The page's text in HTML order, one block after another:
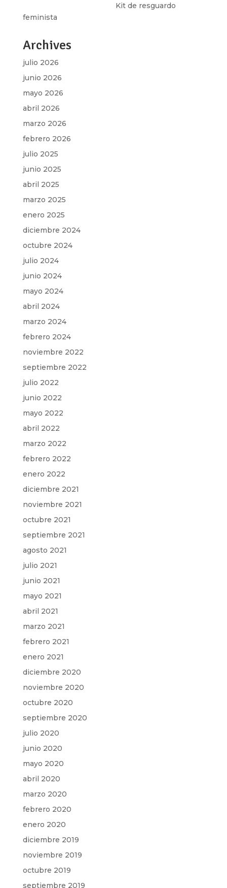
Kit de resguardo
feminista
Archives
julio 2026
junio 2026
mayo 2026
abril 2026
marzo 2026
febrero 2026
julio 2025
junio 2025
abril 2025
marzo 2025
enero 2025
diciembre 2024
octubre 2024
julio 2024
junio 2024
mayo 2024
abril 2024
marzo 2024
febrero 2024
noviembre 2022
septiembre 2022
julio 2022
junio 2022
mayo 2022
abril 2022
marzo 2022
febrero 2022
enero 2022
diciembre 2021
noviembre 2021
octubre 2021
septiembre 2021
agosto 2021
julio 2021
junio 2021
mayo 2021
abril 2021
marzo 2021
febrero 2021
enero 2021
diciembre 2020
noviembre 2020
octubre 2020
septiembre 2020
julio 2020
junio 2020
mayo 2020
abril 2020
marzo 2020
febrero 2020
enero 2020
diciembre 2019
noviembre 2019
octubre 2019
septiembre 2019